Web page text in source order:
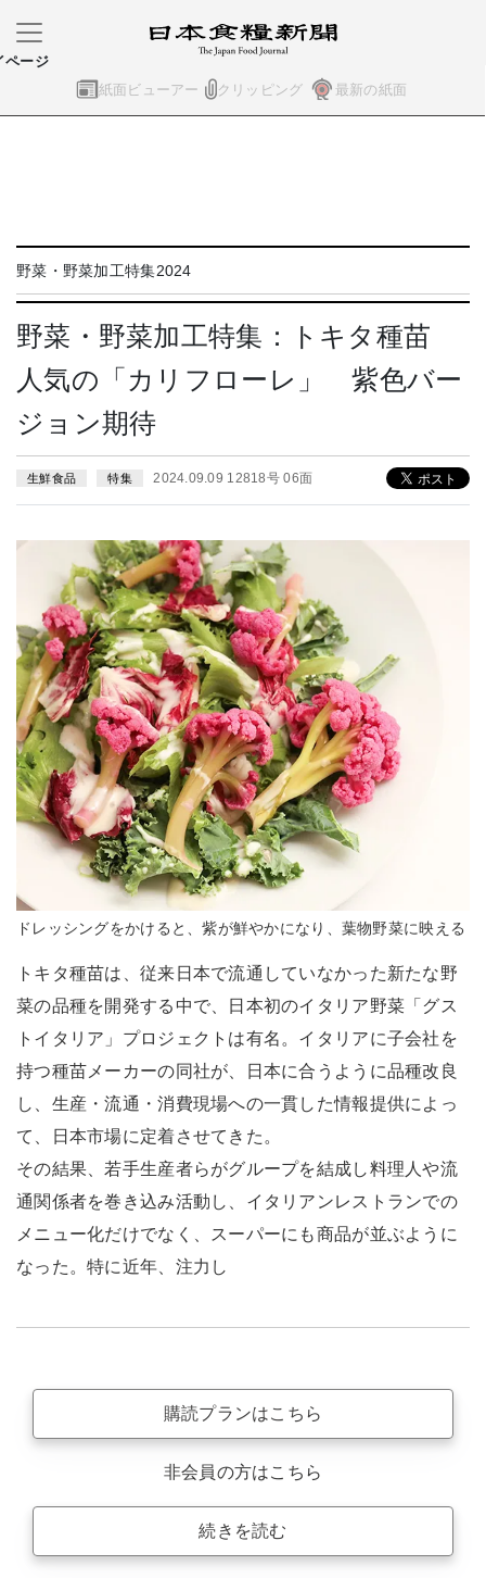
紙面ビューアー クリッピング 最新の紙面
ページ
野菜・野菜加工特集2024
野菜・野菜加工特集：トキタ種苗
人気の「カリフローレ」 紫色バー
ジョン期待
生鮮食品 特集 2024.09.09 12818号 06面
ドレッシングをかけると、紫が鮮やかになり、葉物野菜に映える
トキタ種苗は、従来日本で流通していなかった新たな野
菜の品種を開発する中で、日本初のイタリア野菜「グス
トイタリア」プロジェクトは有名。イタリアに子会社を
持つ種苗メーカーの同社が、日本に合うように品種改良
し、生産・流通・消費現場への一貫した情報提供によっ
て、日本市場に定着させてきた。
その結果、若手生産者らがグループを結成し料理人や流
通関係者を巻き込み活動し、イタリアンレストランでの
メニュー化だけでなく、スーパーにも商品が並ぶように
なった。特に近年、注力し
購読プランはこちら
非会員の方はこちら
続きを読む